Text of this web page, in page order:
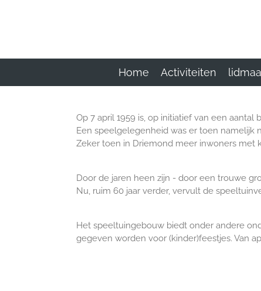
Home Activiteiten
Op 7 april 1959 is, op initiatief van een
Een speelgelegenheid was er toen namelijk
Zeker toen in Driemond meer inwoners met
Door de jaren heen zijn - door een trouwe
Nu, ruim 60 jaar verder, vervult de
Het speeltuingebouw biedt onder andere
gegeven worden voor (kinder)feestjes. Van